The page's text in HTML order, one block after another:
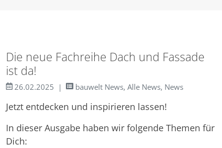
Die neue Fachreihe Dach und Fassade
ist da!
26.02.2025 bauwelt News, Alle News, News
Jetzt entdecken und inspirieren lassen!
In dieser Ausgabe haben wir folgende Themen für
Dich: